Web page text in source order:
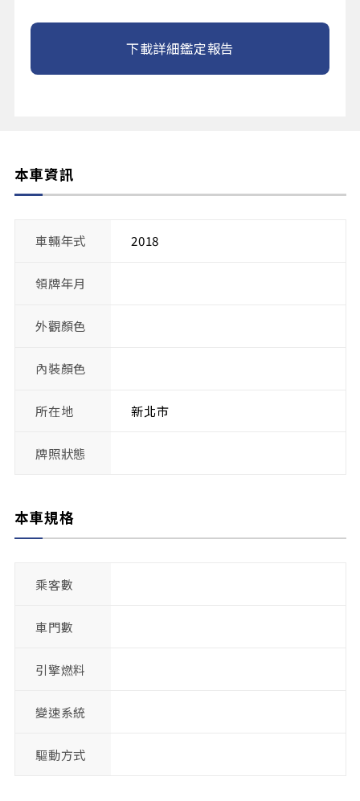
下載詳細鑑定報告
本車資訊
車輛年式 2018
領牌年月
外觀顏色
內裝顏色
所在地 新北市
牌照狀態
本車規格
乘客數
車門數
引擎燃料
變速系統
驅動方式